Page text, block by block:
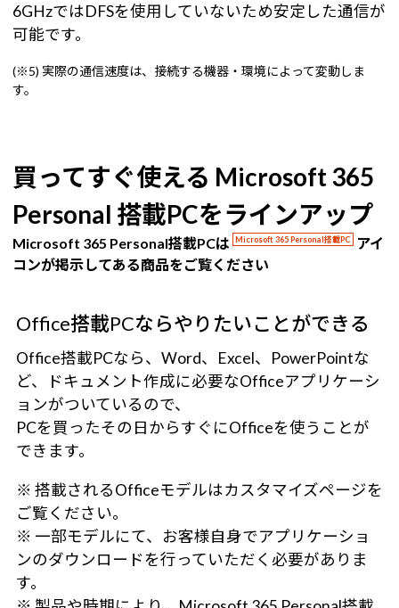
6GHzではDFSを使用していないため安定した通信が
可能です。
(※5) 実際の通信速度は、接続する機器・環境によって変動しま
す。
買ってすぐ使える Microsoft 365
Personal 搭載PCをラインアップ
Microsoft 365 Personal搭載PCは Microsoft 365 Personal搭載PC
アイ
コンが掲示してある商品をご覧ください
Office搭載PCならやりたいことができる
Office搭載PCなら、Word、Excel、PowerPointな
ど、ドキュメント作成に必要なOfficeアプリケーシ
ョンがついているので、
PCを買ったその日からすぐにOfficeを使うことが
できます。
※ 搭載されるOfficeモデルはカスタマイズページを
ご覧ください。
※ 一部モデルにて、お客様自身でアプリケーショ
ンのダウンロードを行っていただく必要がありま
す。